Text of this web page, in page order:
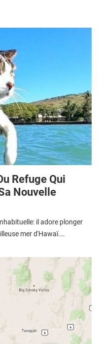
Refuge Qui
Nouvelle
il adore plonger
mer d'Hawaï.…